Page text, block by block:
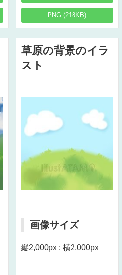
PNG (218KB)
草原の背景のイラ
スト
画像サイズ
縦2,000px : 横2,000px